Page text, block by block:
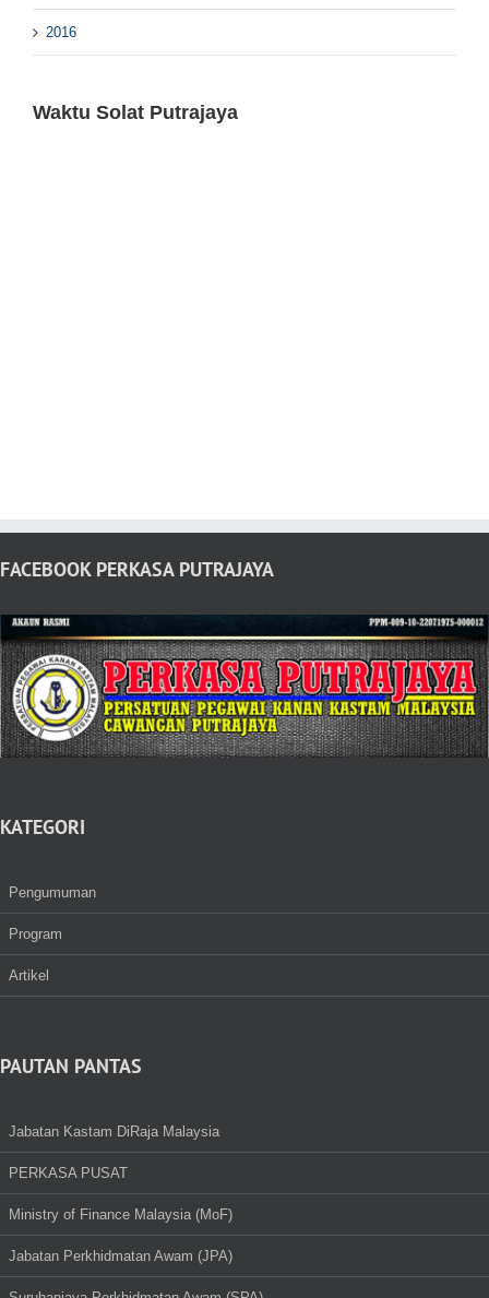
2016
Waktu Solat Putrajaya
FACEBOOK PERKASA PUTRAJAYA
KATEGORI
Pengumuman
Program
Artikel
PAUTAN PANTAS
Jabatan Kastam DiRaja Malaysia
PERKASA PUSAT
Ministry of Finance Malaysia (MoF)
Jabatan Perkhidmatan Awam (JPA)